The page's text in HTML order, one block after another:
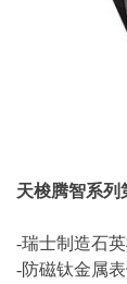
天梭腾智系列
-瑞士制造石
-防磁钛金属